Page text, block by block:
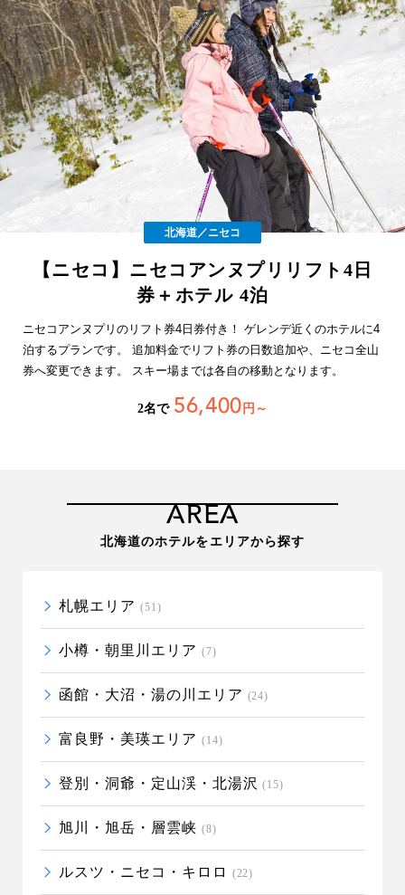
北海道／ニセコ
【ニセコ】ニセコアンヌプリリフト4日
券＋ホテル 4泊
ニセコアンヌプリのリフト券4日券付き！ ゲレンデ近くのホテルに4
泊するプランです。 追加料金でリフト券の日数追加や、ニセコ全山
券へ変更できます。 スキー場までは各自の移動となります。
2名で 56,400 円～
AREA
北海道のホテルをエリアから探す
札幌エリア (51)
小樽・朝里川エリア (7)
函館・大沼・湯の川エリア (24)
富良野・美瑛エリア (14)
登別・洞爺・定山渓・北湯沢 (15)
旭川・旭岳・層雲峡 (8)
ルスツ・ニセコ・キロロ (22)